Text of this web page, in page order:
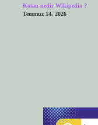
Kotan nedir Wikipedia ?
Temmuz 14, 2026